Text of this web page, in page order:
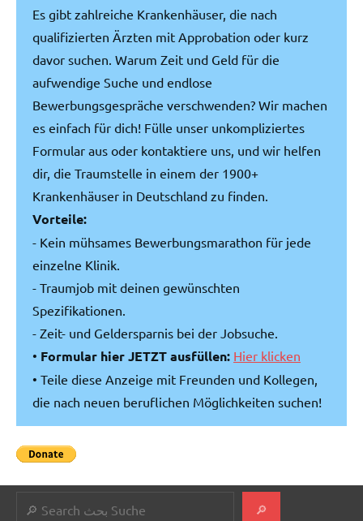
Es gibt zahlreiche Krankenhäuser, die nach
qualifizierten Ärzten mit Approbation oder kurz
davor suchen. Warum Zeit und Geld für die
aufwendige Suche und endlose
Bewerbungsgespräche verschwenden? Wir machen
es einfach für dich! Fülle unser unkompliziertes
Formular aus oder kontaktiere uns, und wir helfen
dir, die Traumstelle in einem der 1900+
Krankenhäuser in Deutschland zu finden.
Vorteile:
- Kein mühsames Bewerbungsmarathon für jede
einzelne Klinik.
- Traumjob mit deinen gewünschten
Spezifikationen.
- Zeit- und Geldersparnis bei der Jobsuche.
• Formular hier JETZT ausfüllen: Hier klicken
• Teile diese Anzeige mit Freunden und Kollegen,
die nach neuen beruflichen Möglichkeiten suchen!
🔎